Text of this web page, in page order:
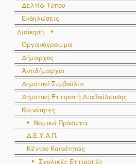
Δελτία Τύπου
Εκδηλώσεις
Διοίκηση
Οργανόγραμμα
Δήμαρχος
Αντιδήμαρχοι
Δημοτικό Συμβούλιο
Δημοτική Επιτροπή Διαβούλευσης
Κοινότητες
Νομικά Πρόσωπα
Δ.Ε.Υ.Α.Π.
Κέντρο Κοινότητας
Σχολικές Επιτροπές